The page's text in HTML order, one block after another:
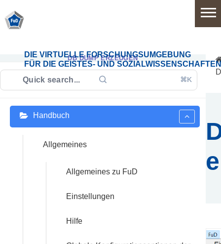
Home
Software
Anwendungsbereiche
Funktionsumfang
DIE VIRTUELLE FORSCHUNGSUMGEBUNG
FÜR DIE GEISTES- UND SOZIALWISSENSCHAFTEN
DB DUMP ERZEUGEN
⌘K
Handbuch
Allgemeines
Allgemeines zu FuD
Einstellungen
Hilfe